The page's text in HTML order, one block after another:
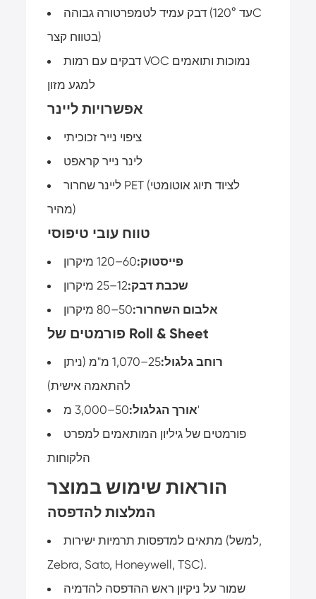
דבק עמיד לטמפרטורה גבוהה (עד 120°C
בטווח קצר)
דבקים עם רמות VOC נמוכות ותואמים
למגע מזון
אפשרויות ליינר
ציפוי נייר זכוכיתי
לינר נייר קראפט
ליינר שחרור PET (לציוד תיוג אוטומטי
מהיר)
טווח עובי טיפוסי
פייסטוק:60–120 מיקרון
שכבת דבק:12–25 מיקרון
אלבום השחרור:50–80 מיקרון
פורמטים של Roll & Sheet
רוחב גלגול:
25–1,070 מ"מ (ניתן
להתאמה אישית)
אורך הגלגול:50–3,000 מ'
פורמטים של גיליון המותאמים למפרט
הלקוחות
הוראות שימוש במוצר
המלצות להדפסה
מתאים למדפסות תרמיות ישירות (למשל,
Zebra, Sato, Honeywell, TSC).
שמור על ניקיון ראש ההדפסה להדמיה